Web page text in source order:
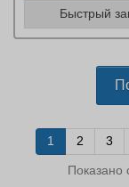
Быстрый
1 2 3
Показано